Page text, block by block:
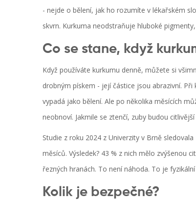
- nejde o bělení, jak ho rozumíte v lékařském
skvrn. Kurkuma neodstraňuje hluboké
Co se stane, když
Když používáte kurkumu denně, můžete si
drobným pískem - její částice jsou abrazivní.
vypadá jako bělení. Ale po několika měsících
neobnoví. Jakmile se ztenčí, zuby budou
Studie z roku 2024 z Univerzity v Brně
měsíců. Výsledek? 43 % z nich mělo zvýšenou
řezných hranách. To není náhoda. To je
Kolik je bezpečné?